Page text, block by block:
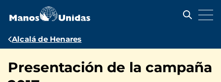
contenido
Ruta
navegación
Alcalá de Henares
Presentación de la campaña